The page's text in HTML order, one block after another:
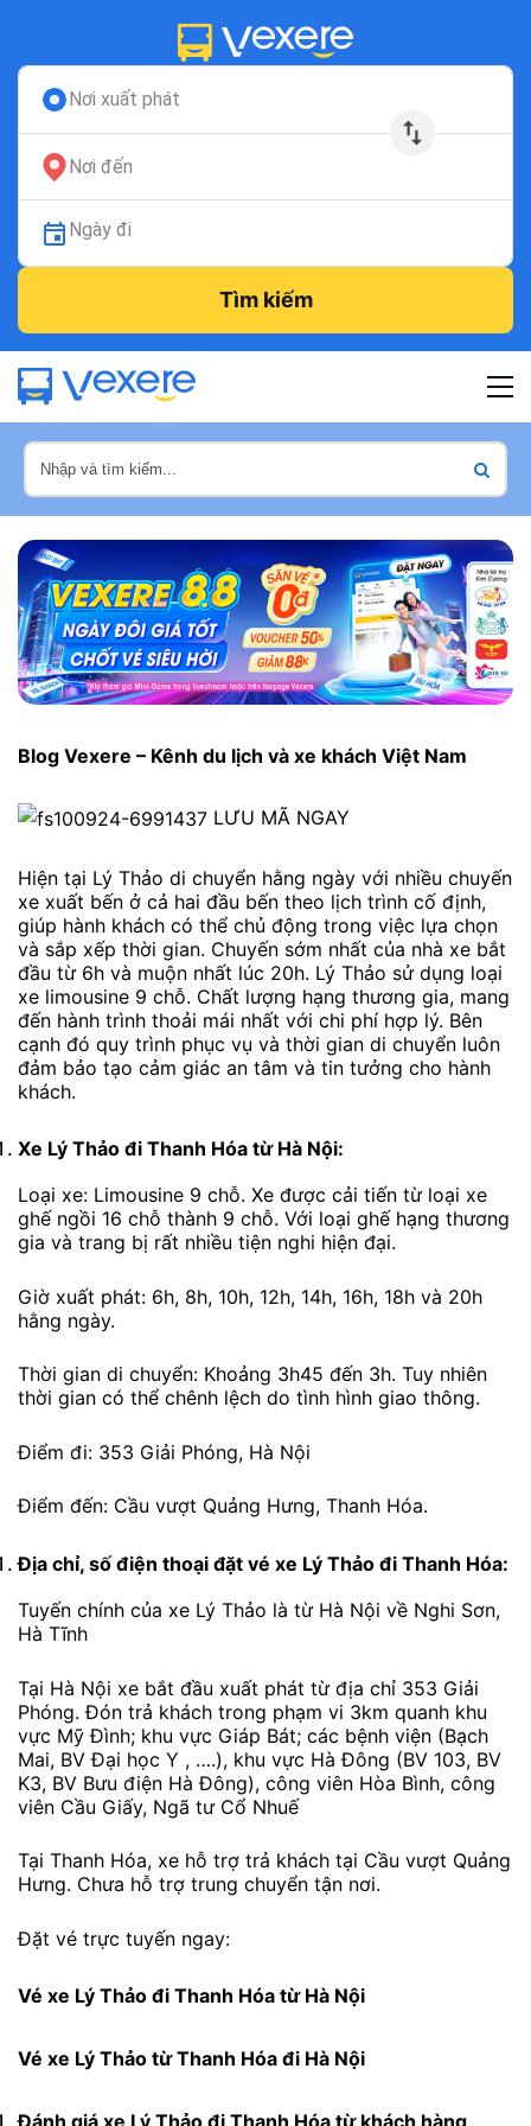
Nơi xuất phát
Nơi đến
Ngày đi
Tìm kiếm
Blog Vexere – Kênh du lịch và xe khách Việt Nam
LƯU MÃ NGAY
Hiện tại Lý Thảo di chuyển hằng ngày với nhiều chuyến
xe xuất bến ở cả hai đầu bến theo lịch trình cố định,
giúp hành khách có thể chủ động trong việc lựa chọn
và sắp xếp thời gian. Chuyến sớm nhất của nhà xe bắt
đầu từ 6h và muộn nhất lúc 20h. Lý Thảo sử dụng loại
xe limousine 9 chỗ. Chất lượng hạng thương gia, mang
đến hành trình thoải mái nhất với chi phí hợp lý. Bên
cạnh đó quy trình phục vụ và thời gian di chuyển luôn
đảm bảo tạo cảm giác an tâm và tin tưởng cho hành
khách.
Xe Lý Thảo đi Thanh Hóa từ Hà Nội:
Loại xe: Limousine 9 chỗ. Xe được cải tiến từ loại xe
ghế ngồi 16 chỗ thành 9 chỗ. Với loại ghế hạng thương
gia và trang bị rất nhiều tiện nghi hiện đại.
Giờ xuất phát: 6h, 8h, 10h, 12h, 14h, 16h, 18h và 20h
hằng ngày.
Thời gian di chuyển: Khoảng 3h45 đến 3h. Tuy nhiên
thời gian có thể chênh lệch do tình hình giao thông.
Điểm đi: 353 Giải Phóng, Hà Nội
Điểm đến: Cầu vượt Quảng Hưng, Thanh Hóa.
Địa chỉ, số điện thoại đặt vé xe Lý Thảo đi Thanh Hóa:
Tuyến chính của xe Lý Thảo là từ Hà Nội về Nghi Sơn,
Hà Tĩnh
Tại Hà Nội xe bắt đầu xuất phát từ địa chỉ 353 Giải
Phóng. Đón trả khách trong phạm vi 3km quanh khu
vực Mỹ Đình; khu vực Giáp Bát; các bệnh viện (Bạch
Mai, BV Đại học Y , ….), khu vực Hà Đông (BV 103, BV
K3, BV Bưu điện Hà Đông), công viên Hòa Bình, công
viên Cầu Giấy, Ngã tư Cổ Nhuế
Tại Thanh Hóa, xe hỗ trợ trả khách tại Cầu vượt Quảng
Hưng. Chưa hỗ trợ trung chuyển tận nơi.
Đặt vé trực tuyến ngay:
Vé xe Lý Thảo đi Thanh Hóa từ Hà Nội
Vé xe Lý Thảo từ Thanh Hóa đi Hà Nội
Đánh giá xe Lý Thảo đi Thanh Hóa từ khách hàng